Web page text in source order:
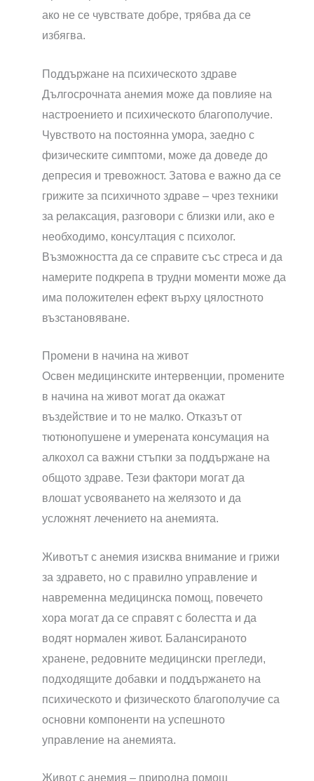
ако не се чувствате добре, трябва да се
избягва.
Поддържане на психическото здраве
Дългосрочната анемия може да повлияе на
настроението и психическото благополучие.
Чувството на постоянна умора, заедно с
физическите симптоми, може да доведе до
депресия и тревожност. Затова е важно да се
грижите за психичното здраве – чрез техники
за релаксация, разговори с близки или, ако е
необходимо, консултация с психолог.
Възможността да се справите със стреса и да
намерите подкрепа в трудни моменти може да
има положителен ефект върху цялостното
възстановяване.
Промени в начина на живот
Освен медицинските интервенции, промените
в начина на живот могат да окажат
въздействие и то не малко. Отказът от
тютюнопушене и умерената консумация на
алкохол са важни стъпки за поддържане на
общото здраве. Тези фактори могат да
влошат усвояването на желязото и да
усложнят лечението на анемията.
Животът с анемия изисква внимание и грижи
за здравето, но с правилно управление и
навременна медицинска помощ, повечето
хора могат да се справят с болестта и да
водят нормален живот. Балансираното
хранене, редовните медицински прегледи,
подходящите добавки и поддържането на
психическото и физическото благополучие са
основни компоненти на успешното
управление на анемията.
Живот с анемия – природна помощ